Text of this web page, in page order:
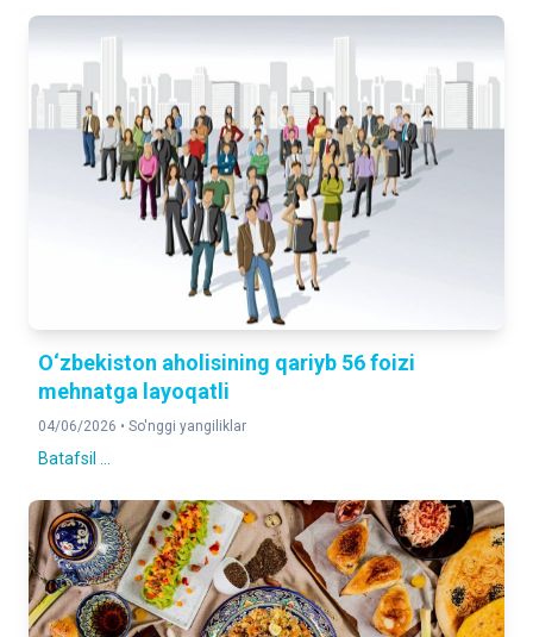
O‘zbekiston aholisining qariyb 56 foizi
mehnatga layoqatli
04/06/2026 • So'nggi yangiliklar
Batafsil ...